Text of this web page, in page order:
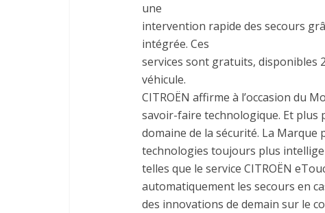
une
intervention rapide des secours
intégrée. Ces
services sont gratuits, disponibles
véhicule.
CITROËN affirme à l’occasion du
savoir-faire technologique. Et plus
domaine de la sécurité. La Marque
technologies toujours plus
telles que le service CITROËN
automatiquement les secours en
des innovations de demain sur le